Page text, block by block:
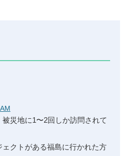
災地に1〜2回しか訪問されて
クトがある福島に行かれた方